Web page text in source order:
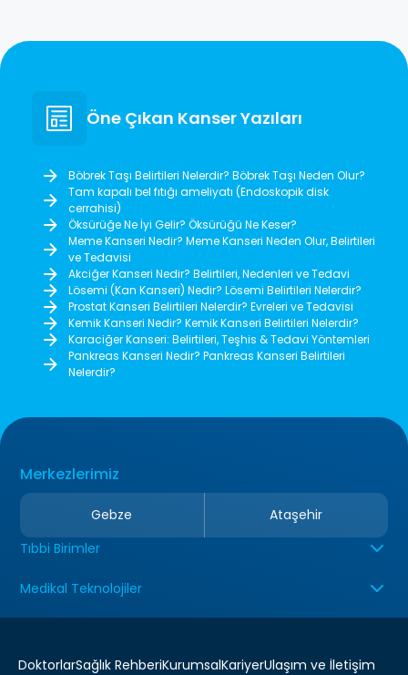
Öne Çıkan Kanser Yazıları
Böbrek Taşı Belirtileri Nelerdir? Böbrek Taşı Neden Olur?
Tam kapalı bel fıtığı ameliyatı (Endoskopik disk
cerrahisi)
Öksürüğe Ne İyi Gelir? Öksürüğü Ne Keser?
Meme Kanseri Nedir? Meme Kanseri Neden Olur, Belirtileri
ve Tedavisi
Akciğer Kanseri Nedir? Belirtileri, Nedenleri ve Tedavi
Lösemi (Kan Kanseri) Nedir? Lösemi Belirtileri Nelerdir?
Prostat Kanseri Belirtileri Nelerdir? Evreleri ve Tedavisi
Kemik Kanseri Nedir? Kemik Kanseri Belirtileri Nelerdir?
Karaciğer Kanseri: Belirtileri, Teşhis & Tedavi Yöntemleri
Pankreas Kanseri Nedir? Pankreas Kanseri Belirtileri
Nelerdir?
Merkezlerimiz
Gebze
Ataşehir
Tıbbi Birimler
Medikal Teknolojiler
DoktorlarSağlık RehberiKurumsalKariyerUlaşım ve İletişim